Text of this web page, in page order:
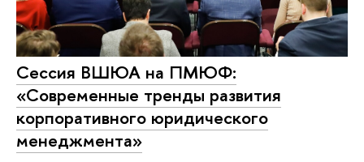
Сессия ВШЮА на ПМЮФ:
«Современные тренды развития
корпоративного юридического
менеджмента»